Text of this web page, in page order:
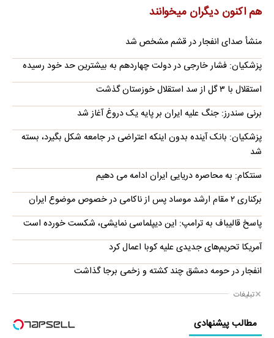
هم اکنون دیگران میخوانند
منشأ صدای انفجار در قشم مشخص شد
پزشکیان: فشار خارجی در دولت چهاردهم به بیشترین حد خود رسیده
استقلال با ۳ گل از سد استقلال خوزستان گذشت
برنی سندرز: جنگ علیه ایران بر پایه یک دروغ آغاز شد
پزشکیان: بانک آینده بدون اینکه اعتراضی در جامعه شکل بگیرد، بسته
شد
سنتکام: به محاصره دریایی ایران ادامه می دهیم
برکناری ۲ مقام ارشد موساد پس از ناکامی در خصوص موضوع ایران
پاسخ قالیباف به ترامپ: این دیپلماسی نمایشی، شکست خورده است
آمریکا تحریم‌های جدیدی علیه کوبا اعمال کرد
انفجار در حومه دمشق چند کشته و زخمی برجا گذاشت
تبلیغات
مطالب پیشنهادی